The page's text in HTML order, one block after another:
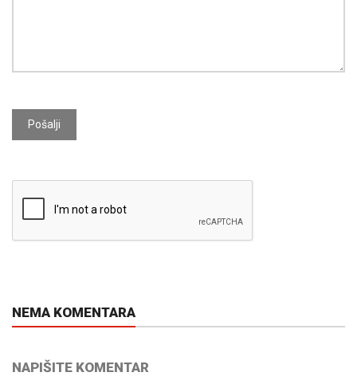
Pošalji
NEMA KOMENTARA
NAPIŠITE KOMENTAR